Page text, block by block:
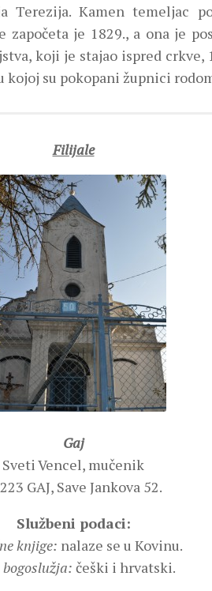
Terezija. Kamen temeljac
započeta je 1829., a ona je
koji je stajao ispred crkve,
kojoj su pokopani župnici
Filijale
Gaj
Sveti Vencel, mučenik
GAJ, Save Jankova 52.
Službeni podaci:
knjige: nalaze se u Kovinu.
bogoslužja: češki i hrvatski.